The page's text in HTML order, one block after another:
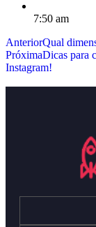
7:50 am
AnteriorQual
PróximaDicas para
Instagram!